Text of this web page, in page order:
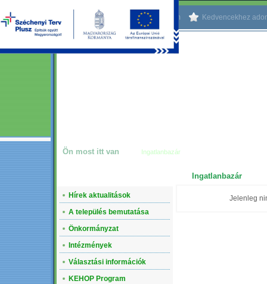
Kezdőlapnak beállítom Kedvencekhez
Ön most itt van Ingatlanbazár
Hírek aktualitások
A település bemutatása
Önkormányzat
Intézmények
Választási információk
KEHOP Program
Ingatlanbazár
Jelenleg